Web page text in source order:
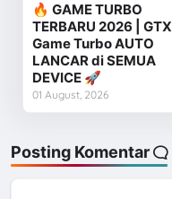
🔥 GAME TURBO
TERBARU 2026 | GTX
Game Turbo AUTO
LANCAR di SEMUA
DEVICE 🚀
01 August, 2026
Posting Komentar